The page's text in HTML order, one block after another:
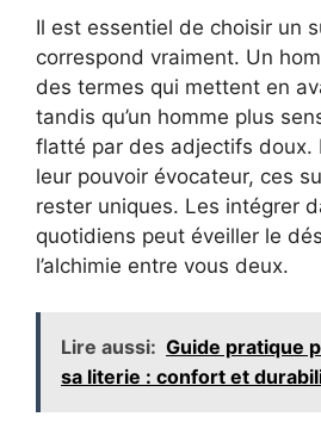
Il est essentiel de choisir un
correspond vraiment. Un
des termes qui mettent en
tandis qu’un homme plus
flatté par des adjectifs doux.
leur pouvoir évocateur, ces
rester uniques. Les intégrer
quotidiens peut éveiller le
l’alchimie entre vous deux.
Lire aussi: Guide pratique
sa literie : confort et